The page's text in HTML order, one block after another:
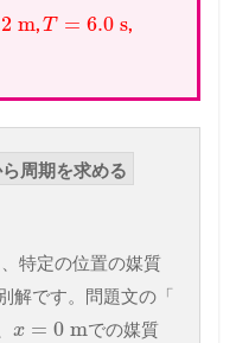
m T = 6.0s
周期を求める
特定の位置の媒質
解です。問題文の「
x = 0mでの媒質